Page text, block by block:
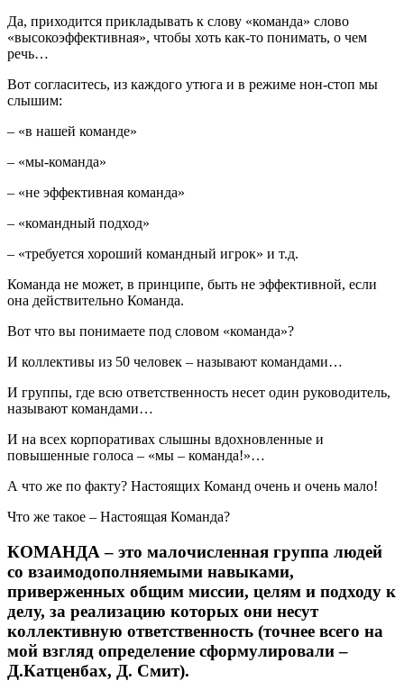
Да, приходится прикладывать к слову «команда» слово
«высокоэффективная», чтобы хоть как-то понимать, о чем
речь…
Вот согласитесь, из каждого утюга и в режиме нон-стоп мы
слышим:
– «в нашей команде»
– «мы-команда»
– «не эффективная команда»
– «командный подход»
– «требуется хороший командный игрок» и т.д.
Команда не может, в принципе, быть не эффективной, если
она действительно Команда.
Вот что вы понимаете под словом «команда»?
И коллективы из 50 человек – называют командами…
И группы, где всю ответственность несет один руководитель,
называют командами…
И на всех корпоративах слышны вдохновленные и
повышенные голоса – «мы – команда!»…
А что же по факту? Настоящих Команд очень и очень мало!
Что же такое – Настоящая Команда?
КОМАНДА – это малочисленная группа людей
со взаимодополняемыми навыками,
приверженных общим миссии, целям и подходу к
делу, за реализацию которых они несут
коллективную ответственность (точнее всего на
мой взгляд определение сформулировали –
Д.Катценбах, Д. Смит).